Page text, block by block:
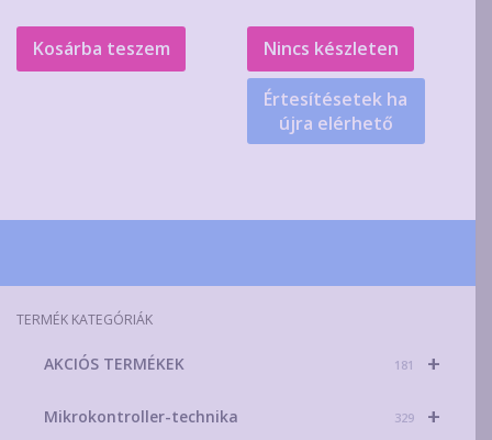
Kosárba teszem Nincs készleten
Értesítésetek ha
újra elérhető
TERMÉK KATEGÓRIÁK
+
AKCIÓS TERMÉKEK 181
+
Mikrokontroller-technika 329